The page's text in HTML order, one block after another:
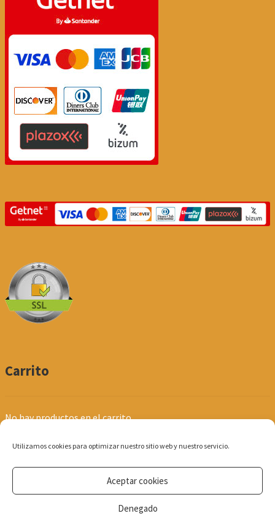
Utilizamos cookies para optimizar nuestro sitio web y nuestro servicio.
Aceptar cookies
Denegado
Carrito
No hay productos en el carrito.
© Produpel | Productos de Peluquería y Estética 2026